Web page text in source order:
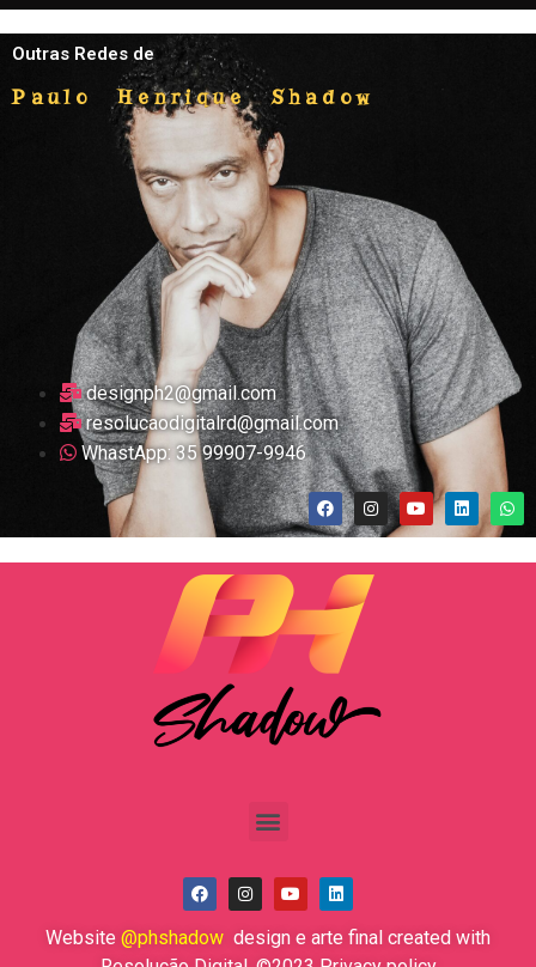
Outras Redes de
Paulo Henrique Shadow
designph2@gmail.com
resolucaodigitalrd@gmail.com
WhastApp: 35 99907-9946
Website @phshadow design e arte final created with